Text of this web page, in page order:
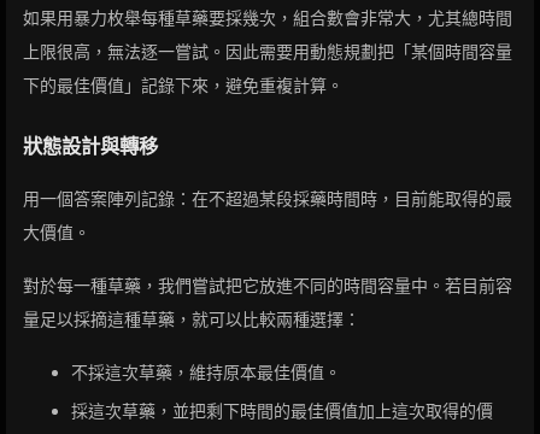
如果用暴力枚舉每種草藥要採幾次，組合數會非常大，尤其總時間
上限很高，無法逐一嘗試。因此需要用動態規劃把「某個時間容量
下的最佳價值」記錄下來，避免重複計算。
狀態設計與轉移
用一個答案陣列記錄：在不超過某段採藥時間時，目前能取得的最
大價值。
對於每一種草藥，我們嘗試把它放進不同的時間容量中。若目前容
量足以採摘這種草藥，就可以比較兩種選擇：
不採這次草藥，維持原本最佳價值。
採這次草藥，並把剩下時間的最佳價值加上這次取得的價